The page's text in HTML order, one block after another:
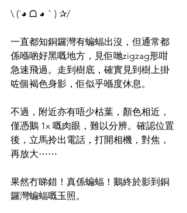
\ (´◕ ᗝ ◕｀) ✰/
一直都知銅鑼灣有蝙蝠出沒，但通常都
係喺啲好黑嘅地方，見佢哋zigzag形咁
急速飛過。走到樹底，確實見到樹上掛
咗個褐色身影，佢似乎喺度休息。
不過，附近亦有唔少枯葉，顏色相近，
僅憑鵝 1x 嘅肉眼，難以分辨。確認位置
後，立馬拎出電話，打開相機，對焦，
再放大⋯⋯
果然冇睇錯！真係蝙蝠！鵝終於影到銅
鑼灣蝙蝠嘅玉照。